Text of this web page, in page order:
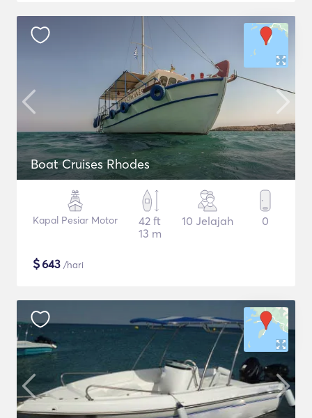
Boat Cruises Rhodes
Kapal Pesiar Motor
42 ft
13 m
10 Jelajah 0
$643 /hari